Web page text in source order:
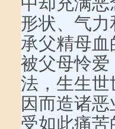
形状、气
承父精母
被父母怜
法，生生
因而造诸
受如此痛